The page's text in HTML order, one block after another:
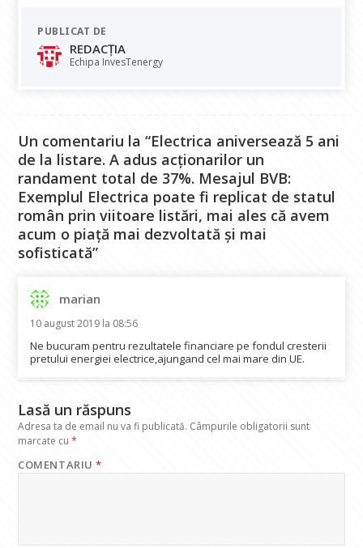
e
b
o
at
s
A dI
PUBLICAT DE
REDACȚIA
Echipa InvesTenergy
Un comentariu la “Electrica aniversează 5 ani
de la listare. A adus acționarilor un
randament total de 37%. Mesajul BVB:
Exemplul Electrica poate fi replicat de statul
român prin viitoare listări, mai ales că avem
acum o piață mai dezvoltată și mai
sofisticată”
marian
10 august 2019 la 08:56
Ne bucuram pentru rezultatele financiare pe fondul cresterii
pretului energiei electrice,ajungand cel mai mare din UE.
Lasă un răspuns
Adresa ta de email nu va fi publicată. Câmpurile obligatorii sunt
marcate cu*
COMENTARIU*